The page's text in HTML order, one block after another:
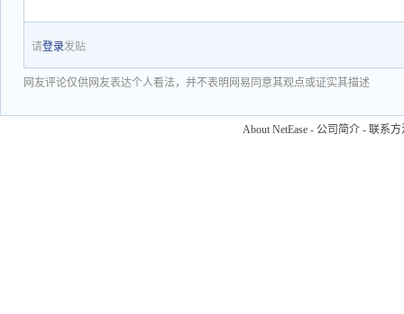
请登录发贴
网友评论仅供网友表达个人看法，并不表明网易同意其观点或证实其描述
About NetEase - 公司简介 - 联系方